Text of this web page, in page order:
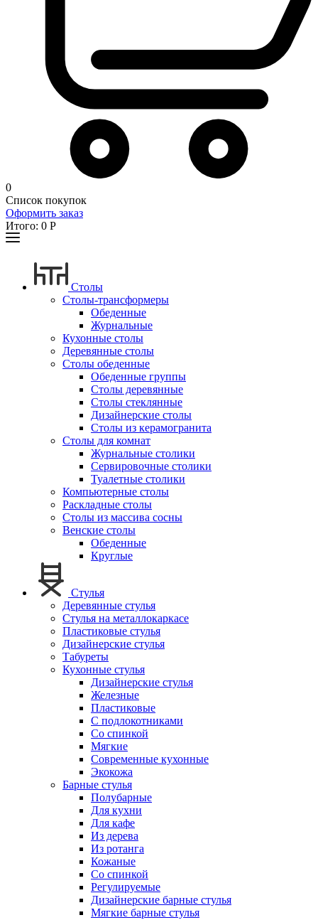
0
Список покупок
Оформить заказ
Итого: 0 Р
Столы
Столы-трансформеры
Обеденные
Журнальные
Кухонные столы
Деревянные столы
Столы обеденные
Обеденные группы
Столы деревянные
Столы стеклянные
Дизайнерские столы
Столы из керамогранита
Столы для комнат
Журнальные столики
Сервировочные столики
Туалетные столики
Компьютерные столы
Раскладные столы
Столы из массива сосны
Венские столы
Обеденные
Круглые
Стулья
Деревянные стулья
Стулья на металлокаркасе
Пластиковые стулья
Дизайнерские стулья
Табуреты
Кухонные стулья
Дизайнерские стулья
Железные
Пластиковые
С подлокотниками
Со спинкой
Мягкие
Современные кухонные
Экокожа
Барные стулья
Полубарные
Для кухни
Для кафе
Из дерева
Из ротанга
Кожаные
Со спинкой
Регулируемые
Дизайнерские барные стулья
Мягкие барные стулья